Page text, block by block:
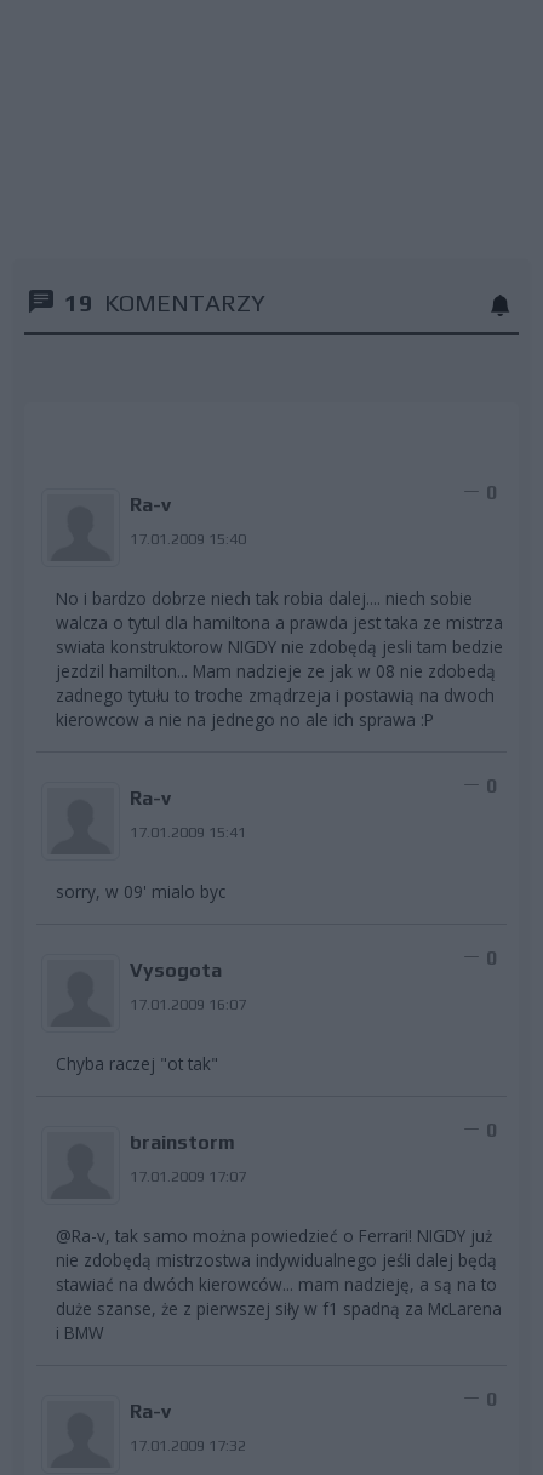
19 KOMENTARZY
Ra-v
17.01.2009 15:40
0
No i bardzo dobrze niech tak robia dalej.... niech sobie
walcza o tytul dla hamiltona a prawda jest taka ze mistrza
swiata konstruktorow NIGDY nie zdobędą jesli tam bedzie
jezdzil hamilton... Mam nadzieje ze jak w 08 nie zdobedą
zadnego tytułu to troche zmądrzeja i postawią na dwoch
kierowcow a nie na jednego no ale ich sprawa :P
Ra-v
17.01.2009 15:41
0
sorry, w 09' mialo byc
Vysogota
17.01.2009 16:07
0
Chyba raczej "ot tak"
brainstorm
17.01.2009 17:07
0
@Ra-v, tak samo można powiedzieć o Ferrari! NIGDY już
nie zdobędą mistrzostwa indywidualnego jeśli dalej będą
stawiać na dwóch kierowców... mam nadzieję, a są na to
duże szanse, że z pierwszej siły w f1 spadną za McLarena
i BMW
Ra-v
17.01.2009 17:32
0